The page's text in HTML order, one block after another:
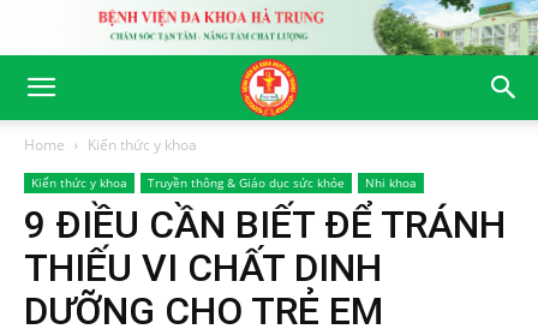
Home Kiến thức y khoa
Kiến thức y khoa Truyền thông & Giáo dục sức khỏe Nhi khoa
9 ĐIỀU CẦN BIẾT ĐỂ TRÁNH
THIẾU VI CHẤT DINH
DƯỠNG CHO TRẺ EM